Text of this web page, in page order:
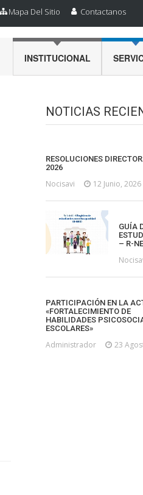
Mapa Del Sitio Contactanos
INSTITUCIONAL
NOTICIAS
RESOLUCIONES
2026
Nocisavi 12 Junio, 2026
GUÍA
– R-
PARTICIPACIÓN EN LA
«FORTALECIMIENTO DE
HABILIDADES
ESCOLARES»
Administrador 23